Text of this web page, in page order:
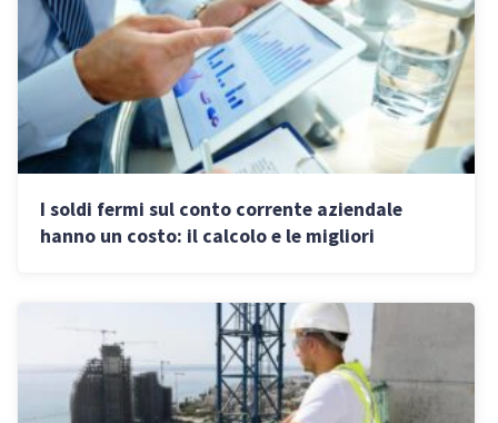
I soldi fermi sul conto corrente aziendale
hanno un costo: il calcolo e le migliori